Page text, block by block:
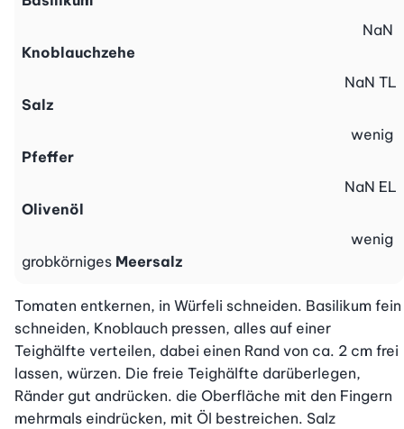
Knoblauchzehe
NaN
Salz
NaN TL
Pfeffer
wenig
Olivenöl
NaN EL
grobkörniges Meersalz
wenig
Tomaten entkernen, in Würfeli schneiden. Basilikum fein
schneiden, Knoblauch pressen, alles auf einer
Teighälfte verteilen, dabei einen Rand von ca. 2 cm frei
lassen, würzen. Die freie Teighälfte darüberlegen,
Ränder gut andrücken. die Oberfläche mit den Fingern
mehrmals eindrücken, mit Öl bestreichen. Salz